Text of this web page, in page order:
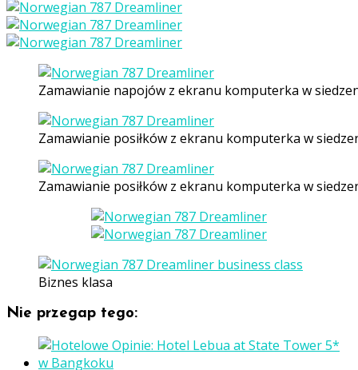
Zamawianie napojów z ekranu komputerka w
Zamawianie posiłków z ekranu komputerka w
Zamawianie posiłków z ekranu komputerka w
Biznes klasa
Nie przegap tego: